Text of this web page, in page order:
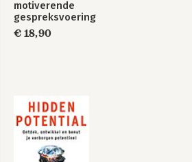
motiverende
gespreksvoering
€ 18,90